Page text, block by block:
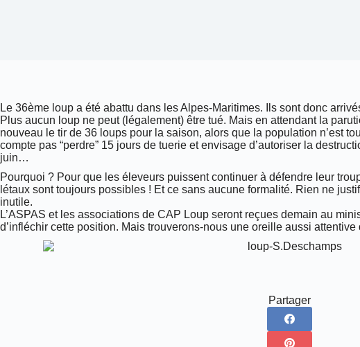
Le 36ème loup a été abattu dans les Alpes-Maritimes. Ils sont donc
Plus aucun loup ne peut (légalement) être tué. Mais en attendant la
nouveau le tir de 36 loups pour la saison, alors que la population n’est
compte pas “perdre” 15 jours de tuerie et envisage d’autoriser la
juin…
Pourquoi ? Pour que les éleveurs puissent continuer à défendre leur
létaux sont toujours possibles ! Et ce sans aucune formalité. Rien ne
inutile.
L’ASPAS et les associations de CAP Loup seront reçues demain au
d’infléchir cette position. Mais trouverons-nous une oreille aussi
Partager